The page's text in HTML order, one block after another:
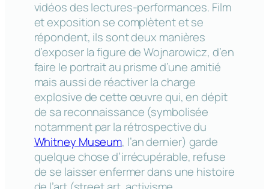
vidéos des lectures-performances. Film
et exposition se complètent et se
répondent, ils sont deux manières
d’exposer la figure de Wojnarowicz, d’en
faire le portrait au prisme d’une amitié
mais aussi de réactiver la charge
explosive de cette œuvre qui, en dépit
de sa reconnaissance (symbolisée
notamment par la rétrospective du
Whitney Museum, l’an dernier) garde
quelque chose d’irrécupérable, refuse
de se laisser enfermer dans une histoire